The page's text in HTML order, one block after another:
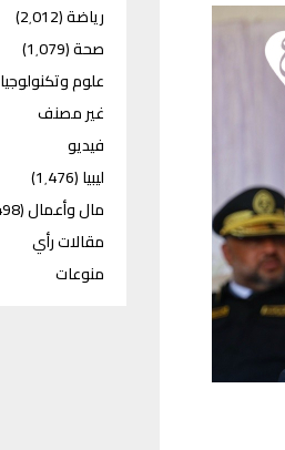
رياضة(2٬012)
صحة(1٬079)
علوم وتكنولوجيا
غير مصنف
فيديو
ليبيا(1٬476)
مال وأعمال(3٬498)
مقالات رأي
منوعات